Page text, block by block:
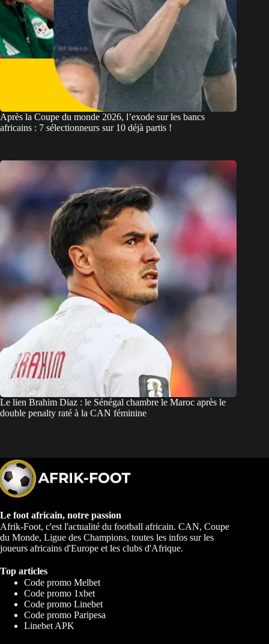
Après la Coupe du monde 2026, l’exode sur les bancs
africains : 7 sélectionneurs sur 10 déjà partis !
Le lien Brahim Diaz : le Sénégal chambre le Maroc après le
double penalty raté à la CAN féminine
Le foot africain, notre passion
Afrik-Foot, c'est l'actualité du football africain. CAN, Coupe
du Monde, Ligue des Champions, toutes les infos sur les
joueurs africains d'Europe et les clubs d'Afrique.
Top articles
Code promo Melbet
Code promo 1xbet
Code promo Linebet
Code promo Paripesa
Linebet APK